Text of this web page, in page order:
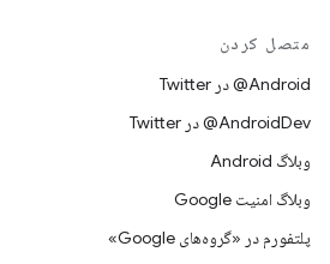
متصل کردن
Android@ در Twitter
AndroidDev@ در Twitter
وبلاگ Android
وبلاگ امنیت Google
پلتفورم در «گروه‌های Google»